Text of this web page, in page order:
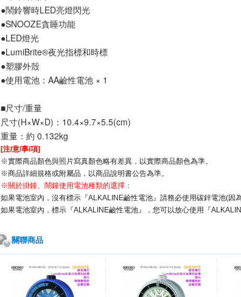
●鬧鈴響時LED亮燈閃光
●SNOOZE貪睡功能
●LED燈光
●LumiBrite®夜光指標和時標
●塑膠外殼
●使用電池：AA鹼性電池 × 1
■尺寸/重量
尺寸(H×W×D)：10.4×9.7×5.5(cm)
重量：約 0.132kg
[注/意/事/項]
※實際商品顏色與照片寫真顏色略有差異，以實際商品顏色為準。
※商品詳細規格或附屬品，以商品說明書公告為準。
※關於掛鐘、鬧鐘使用電池種類的選擇：
如果電池室內，沒有標示『ALKALINE鹼性電池』請務必使用碳鋅電池(因
如果電池室內，標示『ALKALINE鹼性電池』，您可以放心使用『
關聯商品